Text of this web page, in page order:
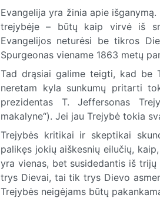
Evangelija yra žinia apie
trejybėje – būtų kaip virvė iš
Evangelijos neturėsi be tikros
Spurgeonas viename 1863 metų
Tad drąsiai galime teigti, kad be
neretam kyla sunkumų pritarti
prezidentas T. Jeffersonas
makalyne“). Jei jau Trejybė tokia
Trejybės kritikai ir skeptikai
palikęs jokių aiškesnių eilučių,
yra vienas, bet susidedantis iš
trys Dievai, tai tik trys Dievo
Trejybės neigėjams būtų